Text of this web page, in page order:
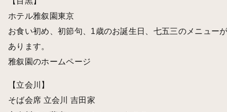
ホテル雅叙園東京
お食い初め、初節句、1歳のお誕生日、七五三のメニュー
あります。
雅叙園のホームページ
【立会川】
そば会席 立会川 吉田家